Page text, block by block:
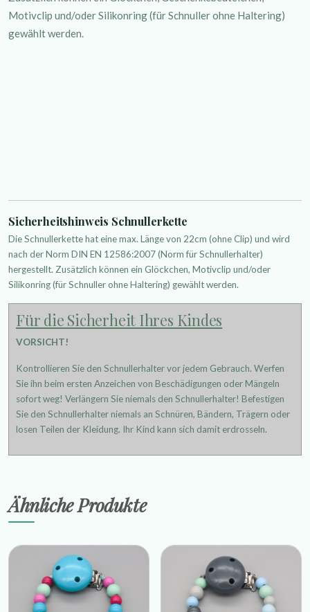
Motivclip und/oder Silikonring (für Schnuller ohne Haltering)
gewählt werden.
Sicherheitshinweis Schnullerkette
Die Schnullerkette hat eine max. Länge von 22cm (ohne Clip) und wird
nach der Norm DIN EN 12586:2007 (Norm für Schnullerhalter)
hergestellt. Zusätzlich können ein Glöckchen, Motivclip und/oder
Silikonring (für Schnuller ohne Haltering) gewählt werden.
Für die Sicherheit Ihres Kindes
VORSICHT!
Kontrollieren Sie den Schnullerhalter vor jedem Gebrauch. Werfen
Sie ihn beim ersten Anzeichen von Beschädigungen oder Mängeln
sofort weg! Verlängern Sie niemals den Schnullerhalter! Befestigen
Sie den Schnullerhalter niemals an Schnüren, Bändern, Trägern oder
losen Teilen der Kleidung. Ihr Kind kann sich damit erdrosseln.
Ähnliche Produkte